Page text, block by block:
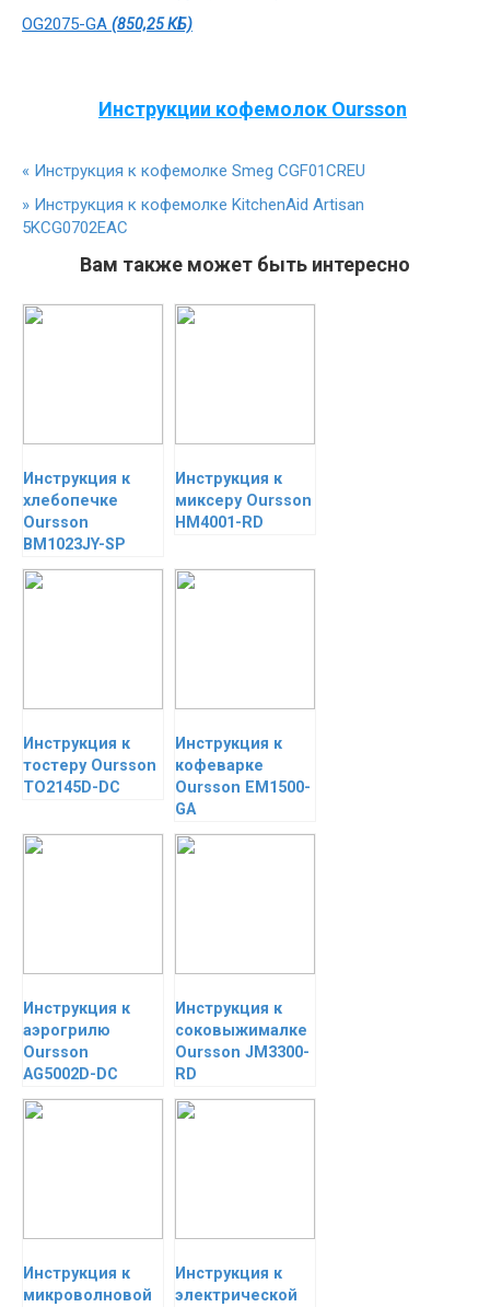
OG2075-GA (850,25 КБ)
Инструкции кофемолок Oursson
« Инструкция к кофемолке Smeg CGF01CREU
» Инструкция к кофемолке KitchenAid Artisan
5KCG0702EAC
Вам также может быть интересно
Инструкция к
хлебопечке
Oursson
BM1023JY-SP
Инструкция к
миксеру Oursson
HM4001-RD
Инструкция к
тостеру Oursson
TO2145D-DC
Инструкция к
кофеварке
Oursson EM1500-
GA
Инструкция к
аэрогрилю
Oursson
AG5002D-DC
Инструкция к
соковыжималке
Oursson JM3300-
RD
Инструкция к
микроволновой
Инструкция к
электрической